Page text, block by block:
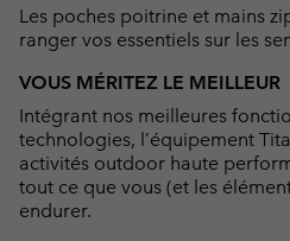
Les poches poitrine et mains
ranger vos essentiels sur les
VOUS MÉRITEZ LE MEILLEUR
Intégrant nos meilleures
technologies, l’équipement
activités outdoor haute
tout ce que vous (et les
endurer.